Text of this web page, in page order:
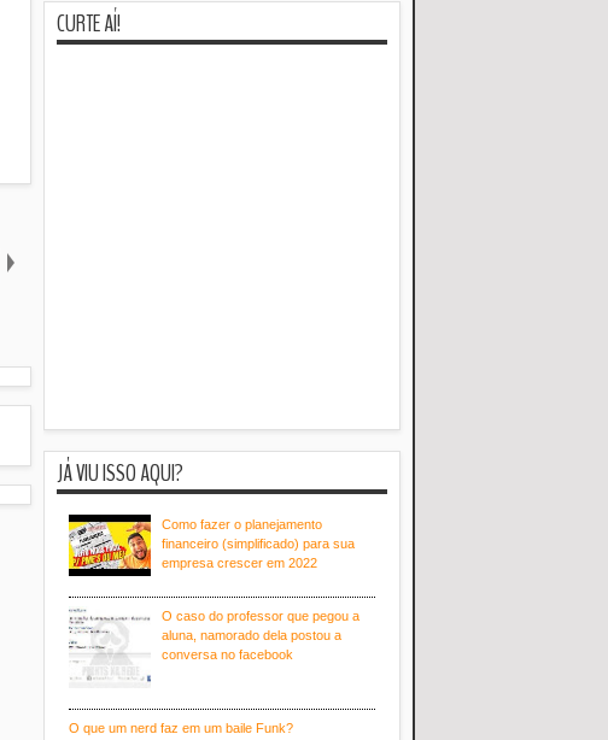
CURTE AÍ!
JÁ VIU ISSO AQUI?
Como fazer o planejamento
financeiro (simplificado) para sua
empresa crescer em 2022
O caso do professor que pegou a
aluna, namorado dela postou a
conversa no facebook
O que um nerd faz em um baile Funk?